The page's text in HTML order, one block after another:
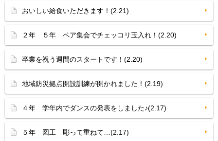
おいしい給食いただきます！(2.21)
２年 ５年 ペア集会でチェッコリ玉入れ！(2.20)
卒業を祝う週間のスタートです！(2.20)
地域防災拠点開設訓練が開かれました！(2.19)
４年 学年内でダンスの発表をしました♪(2.17)
５年 図工 彫って重ねて…(2.17)